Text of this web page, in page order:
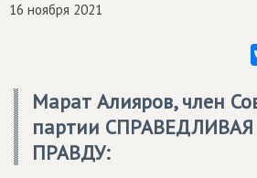
16 ноября 2021
Марат Алияров, член
партии СПРАВЕДЛИВАЯ
ПРАВДУ: